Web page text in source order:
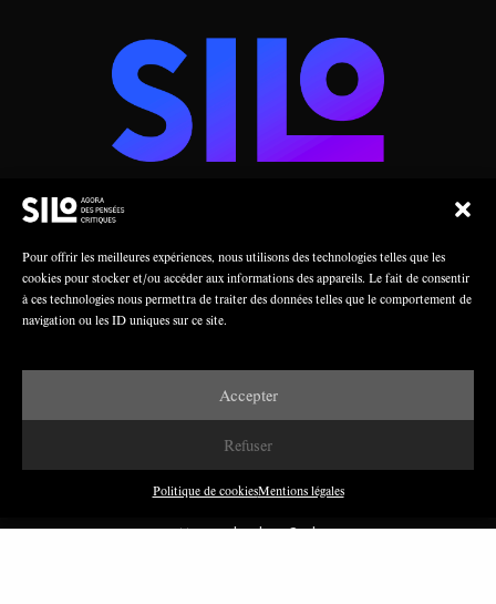
Pour offrir les meilleures expériences, nous utilisons des technologies telles que les
cookies pour stocker et/ou accéder aux informations des appareils. Le fait de consentir
à ces technologies nous permettra de traiter des données telles que le comportement de
navigation ou les ID uniques sur ce site.
Accepter
Refuser
Politique de cookiesMentions légales
AGORA DES PENSÉES CRITIQUES
Une collaboration
Mentions légales Crédits